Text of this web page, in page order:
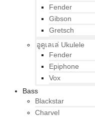
Fender
Gibson
Gretsch
อูคูเลเล่ Ukulele
Fender
Epiphone
Vox
Bass
Blackstar
Charvel